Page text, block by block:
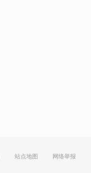
站点地图 网络举报